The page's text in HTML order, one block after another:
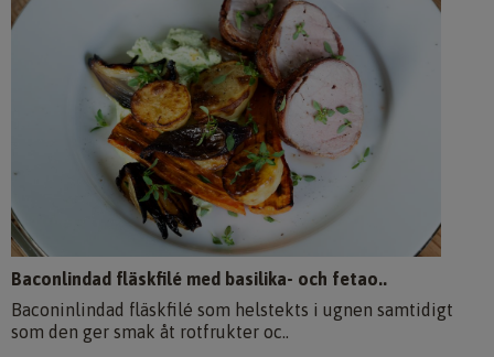
Baconlindad fläskfilé med basilika- och fetao..
Baconinlindad fläskfilé som helstekts i ugnen samtidigt
som den ger smak åt rotfrukter oc..